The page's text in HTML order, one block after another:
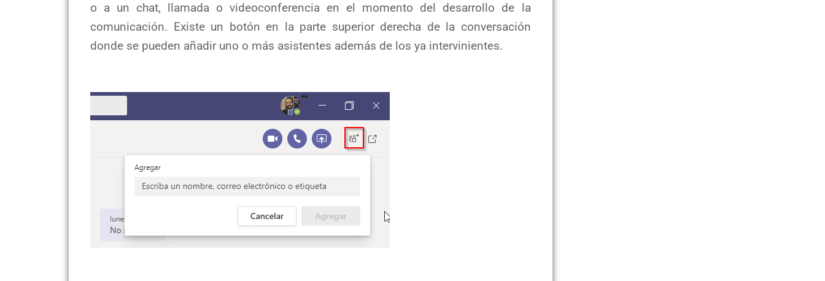
o a un chat, llamada o videoconferencia en el momento del desarrollo de la
comunicación. Existe un botón en la parte superior derecha de la conversación
donde se pueden añadir uno o más asistentes además de los ya intervinientes.